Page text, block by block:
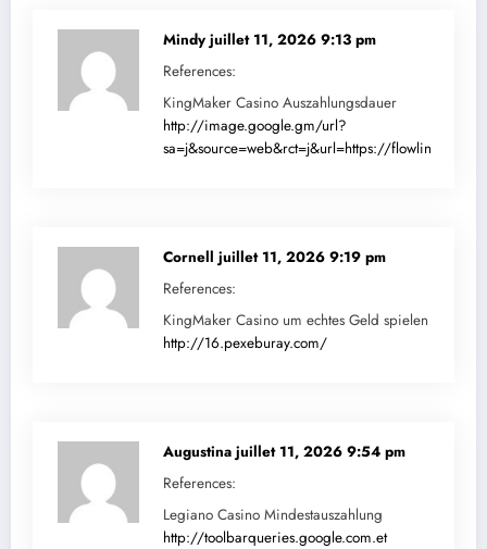
Mindy juillet 11, 2026 9:13 pm
References:
KingMaker Casino Auszahlungsdauer
http://image.google.gm/url?
sa=j&source=web&rct=j&url=https://flowlink.me/
Cornell juillet 11, 2026 9:19 pm
References:
KingMaker Casino um echtes Geld spielen
http://16.pexeburay.com/
Augustina juillet 11, 2026 9:54 pm
References:
Legiano Casino Mindestauszahlung
http://toolbarqueries.google.com.et